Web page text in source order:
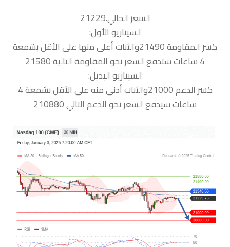
السعر الحالي.21229
السيناريو الأول:
كسر المقاومة 21490والثبات أعلى منها على الأقل بشمعة
4 ساعات ستدفع السعر نحو المقاومة التالية 21580
السيناريو البديل:
كسر الدعم 21000والثبات أدنى منه على الأقل بشمعة 4
ساعات سيدفع السعر نحو الدعم التالي 210880